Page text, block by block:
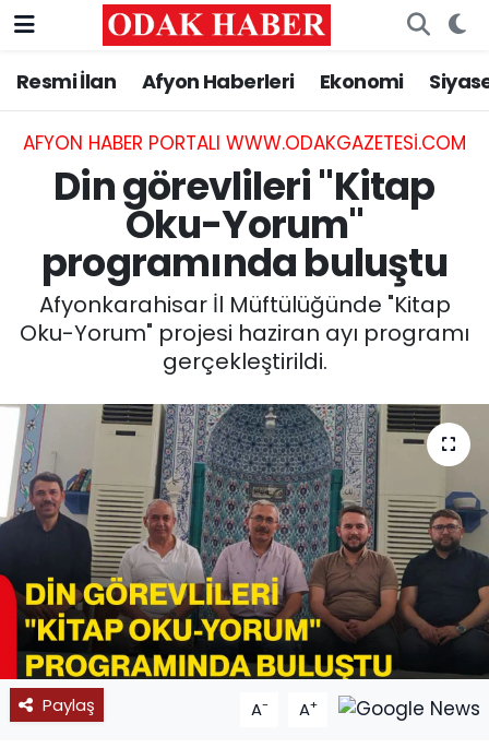
Resmi İlan Afyon Haberleri Ekonomi
AFYON HABER PORTALI WWW.ODAKGAZETESI.COM
Din görevlileri "Kitap
Oku-Yorum"
programında buluştu
Afyonkarahisar İl Müftülüğünde "Kitap
Oku-Yorum" projesi haziran ayı programı
gerçekleştirildi.
Paylaş A- A+
AFYONKARAHİSAR HABERLERİ
Resmi İlan
ASAYİŞ
GÜNCEL
SİYASET
MAGAZİN
SAĞLIK
SPOR
11:11 MANŞET
Nöbetçi Eczaneler
Hava Durumu
Trafik Durumu
Süper Lig Puan Durumu ve Fikstür
Tüm Manşetler
Son Dakika Haberleri
Haber Arşivi